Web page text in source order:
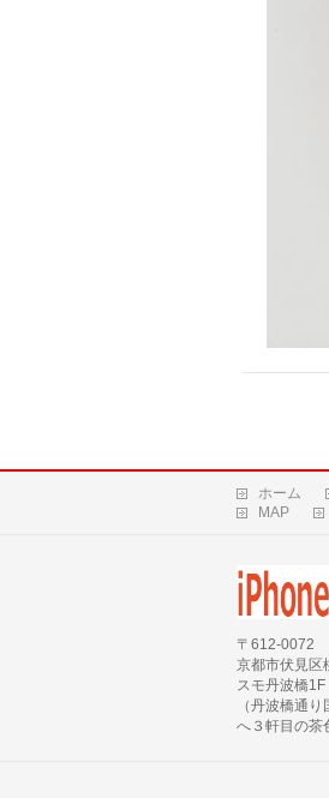
ホーム
MAP
〒612-0072
京都市伏見
スモ丹波橋1F
（丹波橋通
へ３軒目の茶